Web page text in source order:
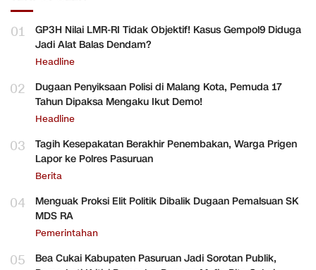
01
GP3H Nilai LMR-RI Tidak Objektif! Kasus Gempol9 Diduga
Jadi Alat Balas Dendam?
Headline
02
Dugaan Penyiksaan Polisi di Malang Kota, Pemuda 17
Tahun Dipaksa Mengaku Ikut Demo!
Headline
03
Tagih Kesepakatan Berakhir Penembakan, Warga Prigen
Lapor ke Polres Pasuruan
Berita
04
Menguak Proksi Elit Politik Dibalik Dugaan Pemalsuan SK
MDS RA
Pemerintahan
05
Bea Cukai Kabupaten Pasuruan Jadi Sorotan Publik,